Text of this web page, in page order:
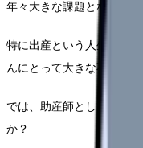
年々大きな課題となってい
特に出産という人生の一
んにとって大きな不安要素
では、助産師として実際
か？